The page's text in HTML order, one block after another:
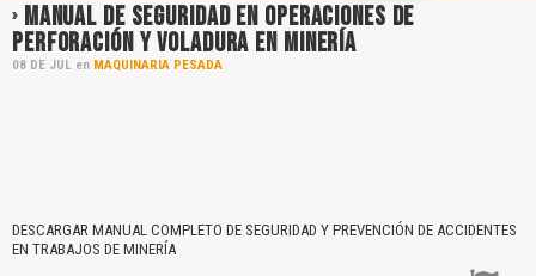
MANUAL DE SEGURIDAD EN OPERACIONES DE
PERFORACIÓN Y VOLADURA EN MINERÍA
08 DE JUL en MAQUINARIA PESADA
DESCARGAR MANUAL COMPLETO DE SEGURIDAD Y PREVENCIÓN DE ACCIDENTES
EN TRABAJOS DE MINERÍA